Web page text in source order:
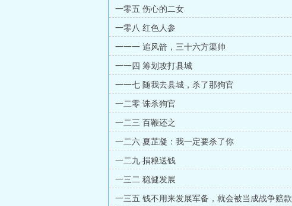
一零五 伤心的二女
一零八 红色人参
一一一 追风箭，三十六方渠帅
一一四 筹划攻打县城
一一七 随我去县城，杀了那狗官
一二零 诛杀狗官
一二三 百鞭还之
一二六 夏芷凝：我一定要杀了你
一二九 捐粮送钱
一三二 稳健发展
一三五 钱不用来发展军备，就会被当成战争赔款